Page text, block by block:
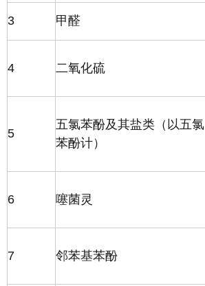
3 甲醛
4 二氧化硫
5
五氯苯酚及其盐类（以五氯
苯酚计）
6 噻菌灵
7 邻苯基苯酚